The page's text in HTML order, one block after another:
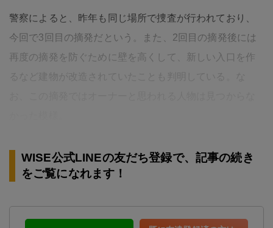
警察によると、昨年も同じ場所で捜査が行われており、
今回で3回目の摘発だという。また、2回目の摘発後には
再度の摘発を防ぐために壁を高くして、新しい入口を作
WISE公式LINEの友だち登録で、記事の続き
をご覧になれます！